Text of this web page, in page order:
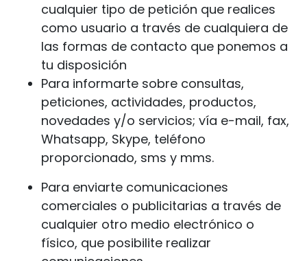
cualquier tipo de petición que realices
como usuario a través de cualquiera de
las formas de contacto que ponemos a
tu disposición
Para informarte sobre consultas,
peticiones, actividades, productos,
novedades y/o servicios; vía e-mail, fax,
Whatsapp, Skype, teléfono
proporcionado, sms y mms.
Para enviarte comunicaciones
comerciales o publicitarias a través de
cualquier otro medio electrónico o
físico, que posibilite realizar